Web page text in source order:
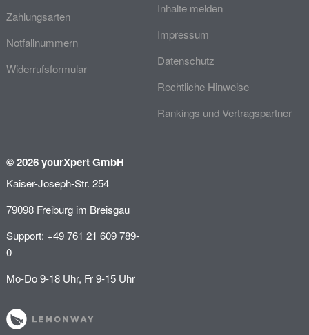
Zahlungsarten
Notfallnummern
Widerrufsformular
Inhalte melden
Impressum
Datenschutz
Rechtliche Hinweise
Rankings und Vertragspartner
© 2026 yourXpert GmbH
Kaiser-Joseph-Str. 254
79098 Freiburg im Breisgau
Support: +49 761 21 609 789-
0
Mo-Do 9-18 Uhr, Fr 9-15 Uhr